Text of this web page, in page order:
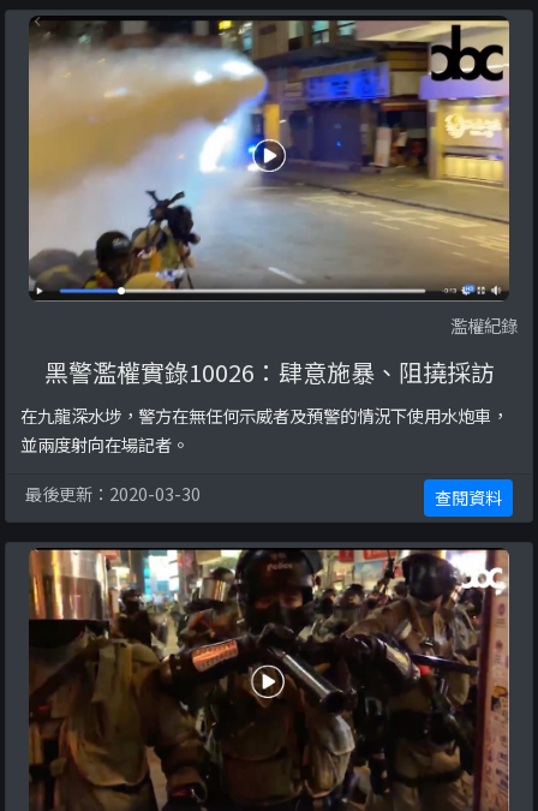
濫權紀錄
黑警濫權實錄10026：肆意施暴、阻撓採訪
在九龍深水埗，警方在無任何示威者及預警的情況下使用水炮車，
並兩度射向在場記者。
最後更新：2020-03-30
查閱資料